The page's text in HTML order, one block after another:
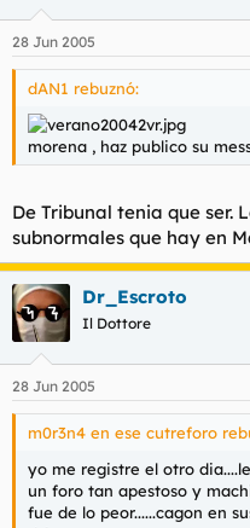
28 Jun 2005
dAN1 rebuznó:
morena , haz publico su
De Tribunal tenia que ser.
subnormales que hay en
Dr_Escroto
Il Dottore
28 Jun 2005
m0r3n4 en ese cutreforo
yo me registre el otro
un foro tan apestoso y
fue de lo peor......cagon en